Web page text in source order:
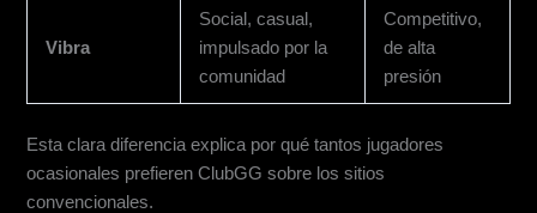
Vibra
Social, casual,
impulsado por la
comunidad
Competitivo,
de alta
presión
Esta clara diferencia explica por qué tantos jugadores
ocasionales prefieren ClubGG sobre los sitios
convencionales.